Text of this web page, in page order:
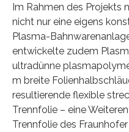
Im Rahmen des Projekts
nicht nur eine eigens
Plasma-
entwickelte zudem
ultradünne
m breite
resultierende flexible
Trennfolie – eine
Trennfolie des